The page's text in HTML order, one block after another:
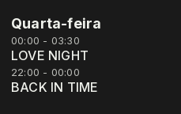
Quarta-feira
00:00 - 03:30
LOVE NIGHT
22:00 - 00:00
BACK IN TIME